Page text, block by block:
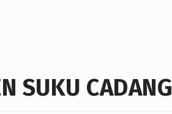
SUKU CADANG